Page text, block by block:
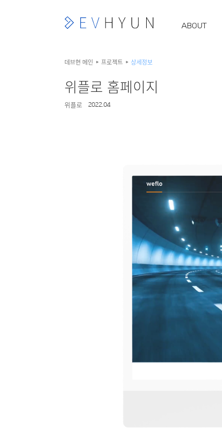
ABOUT
데브현 메인 프로젝트 상세정보
위플로 홈페이지
위플로 2022.04